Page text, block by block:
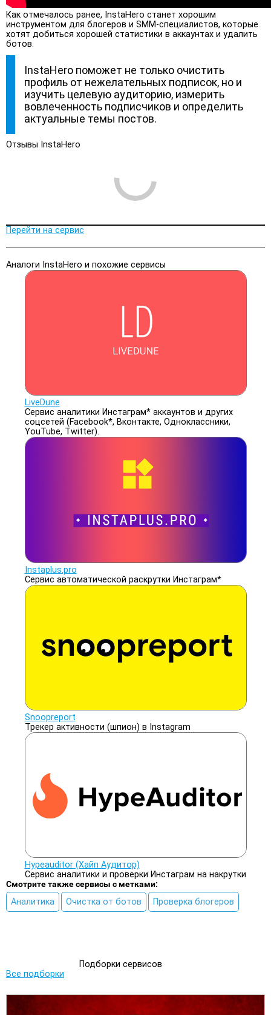
Как отмечалось ранее, InstaHero станет хорошим
инструментом для блогеров и SMM-специалистов, которые
хотят добиться хорошей статистики в аккаунтах и удалить
ботов.
InstaHero поможет не только очистить
профиль от нежелательных подписок, но и
изучить целевую аудиторию, измерить
вовлеченность подписчиков и определить
актуальные темы постов.
Отзывы InstaHero
Перейти на сервис
Аналоги InstaHero и похожие сервисы
LiveDune
Сервис аналитики Инстаграм* аккаунтов и других
соцсетей (Facebook*, Вконтакте, Одноклассники,
YouTube, Twitter).
Instaplus.pro
Сервис автоматической раскрутки Инстаграм*
Snoopreport
Трекер активности (шпион) в Instagram
Hypeauditor (Хайп Аудитор)
Сервис аналитики и проверки Инстаграм на накрутки
Смотрите также сервисы с метками:
Аналитика
Очистка от ботов Проверка блогеров
Подборки сервисов
Все подборки